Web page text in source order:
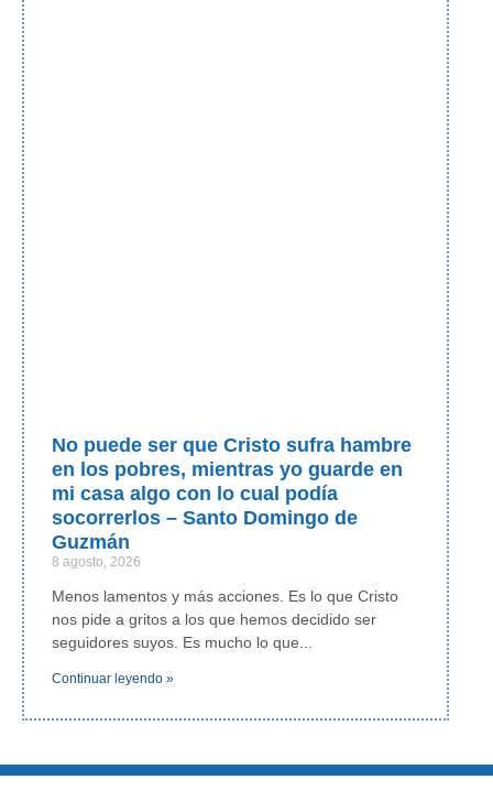
No puede ser que Cristo sufra hambre
en los pobres, mientras yo guarde en
mi casa algo con lo cual podía
socorrerlos – Santo Domingo de
Guzmán
8 agosto, 2026
Menos lamentos y más acciones. Es lo que Cristo
nos pide a gritos a los que hemos decidido ser
seguidores suyos. Es mucho lo que
Continuar leyendo »